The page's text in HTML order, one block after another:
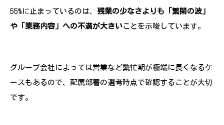
55%に止まっているのは、 残業の少なさよりも「繁閑の波」
や「業務内容」への不満が大きいことを示唆しています。
グループ会社によっては営業など繁忙期が極端に長くなるケ
ースもあるので、配属部署の選考時点で確認することが大切
です。